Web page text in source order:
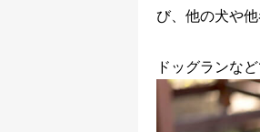
び、他の犬や
ドッグランな